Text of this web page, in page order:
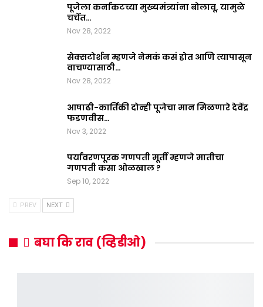
पूजेला कर्नाकटच्या मुख्यमंत्र्यांना बोलावू, यामुळे
चर्चेत…
Nov 28, 2022
सेक्सटोर्शन म्हणजे नेमकं कसं होत आणि त्यापासून
वाचण्यासाठी…
Nov 28, 2022
आषाढी-कार्तिकी दोन्ही पूजेचा मान मिळणारे देवेंद्र
फडणवीस…
Nov 3, 2022
पर्यावरणपूरक गणपती मूर्ती म्हणजे मातीचा
गणपती कसा ओळखाल ?
Sep 10, 2022
PREV NEXT
बघा कि राव (व्हिडीओ)